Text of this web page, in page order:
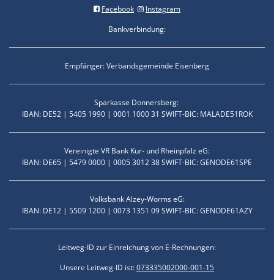
Facebook
Instagram
Bankverbindung:
Empfänger: Verbandsgemeinde Eisenberg
Sparkasse Donnersberg:
IBAN: DE52 | 5405 1990 | 0001 1000 31 SWIFT-BIC: MALADE51ROK
Vereinigte VR Bank Kur- und Rheinpfalz eG:
IBAN: DE65 | 5479 0000 | 0005 3012 38 SWIFT-BIC: GENODE61SPE
Volksbank Alzey-Worms eG:
IBAN: DE12 | 5509 1200 | 0073 1351 09 SWIFT-BIC: GENODE61AZY
Leitweg-ID zur Einreichung von E-Rechnungen:
Unsere Leitweg-ID ist:073335002000-001-15